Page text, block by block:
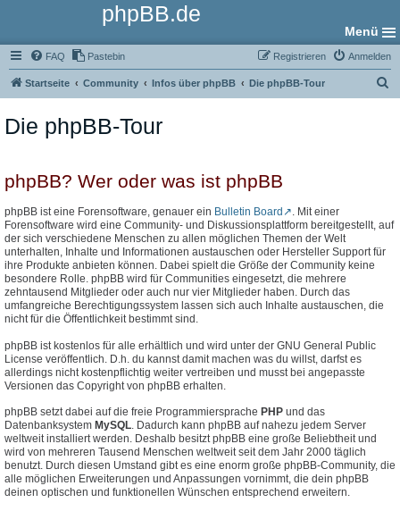
phpBB.de
Menü
FAQ Pastebin Anmelden
Registrieren
Startseite Community Infos über phpBB Die phpBB-Tour
Die phpBB-Tour
phpBB? Wer oder was ist phpBB
phpBB ist eine Forensoftware, genauer ein Bulletin Board
. Mit einer
Forensoftware wird eine Community- und Diskussionsplattform bereitgestellt, auf
der sich verschiedene Menschen zu allen möglichen Themen der Welt
unterhalten, Inhalte und Informationen austauschen oder Hersteller Support für
ihre Produkte anbieten können. Dabei spielt die Größe der Community keine
besondere Rolle. phpBB wird für Communities eingesetzt, die mehrere
zehntausend Mitglieder oder auch nur vier Mitglieder haben. Durch das
umfangreiche Berechtigungssystem lassen sich auch Inhalte austauschen, die
nicht für die Öffentlichkeit bestimmt sind.
phpBB ist kostenlos für alle erhältlich und wird unter der GNU General Public
License veröffentlich. D.h. du kannst damit machen was du willst, darfst es
allerdings nicht kostenpflichtig weiter vertreiben und musst bei angepasste
Versionen das Copyright von phpBB erhalten.
phpBB setzt dabei auf die freie Programmiersprache PHP und das
Datenbanksystem MySQL. Dadurch kann phpBB auf nahezu jedem Server
weltweit installiert werden. Deshalb besitzt phpBB eine große Beliebtheit und
wird von mehreren Tausend Menschen weltweit seit dem Jahr 2000 täglich
benutzt. Durch diesen Umstand gibt es eine enorm große phpBB-Community, die
alle möglichen Erweiterungen und Anpassungen vornimmt, die dein phpBB
deinen optischen und funktionellen Wünschen entsprechend erweitern.